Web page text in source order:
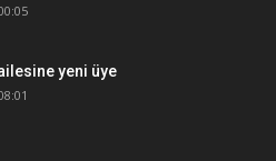
yeni üye